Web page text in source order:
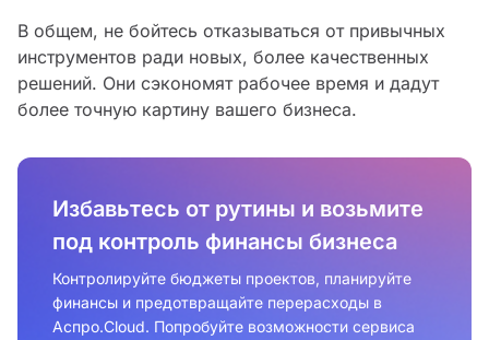
В общем, не бойтесь отказываться от привычных
инструментов ради новых, более качественных
решений. Они сэкономят рабочее время и дадут
более точную картину вашего бизнеса.
Избавьтесь от рутины и возьмите
под контроль финансы бизнеса
Контролируйте бюджеты проектов, планируйте
финансы и предотвращайте перерасходы в
Аспро.Cloud. Попробуйте возможности сервиса